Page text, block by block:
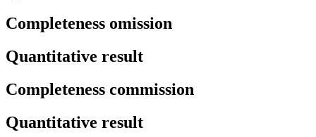
Completeness omission
Quantitative result
Completeness commission
Quantitative result